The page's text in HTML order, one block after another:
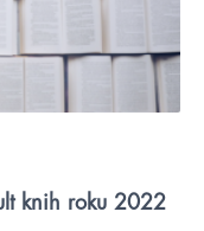
knih roku 2022